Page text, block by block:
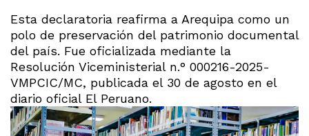
Esta declaratoria reafirma a Arequipa como un
polo de preservación del patrimonio documental
del país. Fue oficializada mediante la
Resolución Viceministerial n.° 000216-2025-
VMPCIC/MC, publicada el 30 de agosto en el
diario oficial El Peruano.